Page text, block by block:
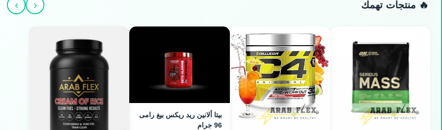
🔥 منتجات تهمك ‹
›
بيتا ألانين ريد ريكس بيغ رامى
96 جرام